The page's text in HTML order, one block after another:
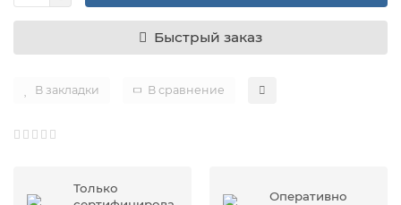
Быстрый заказ
В закладки В сравнение
Только
Оперативно